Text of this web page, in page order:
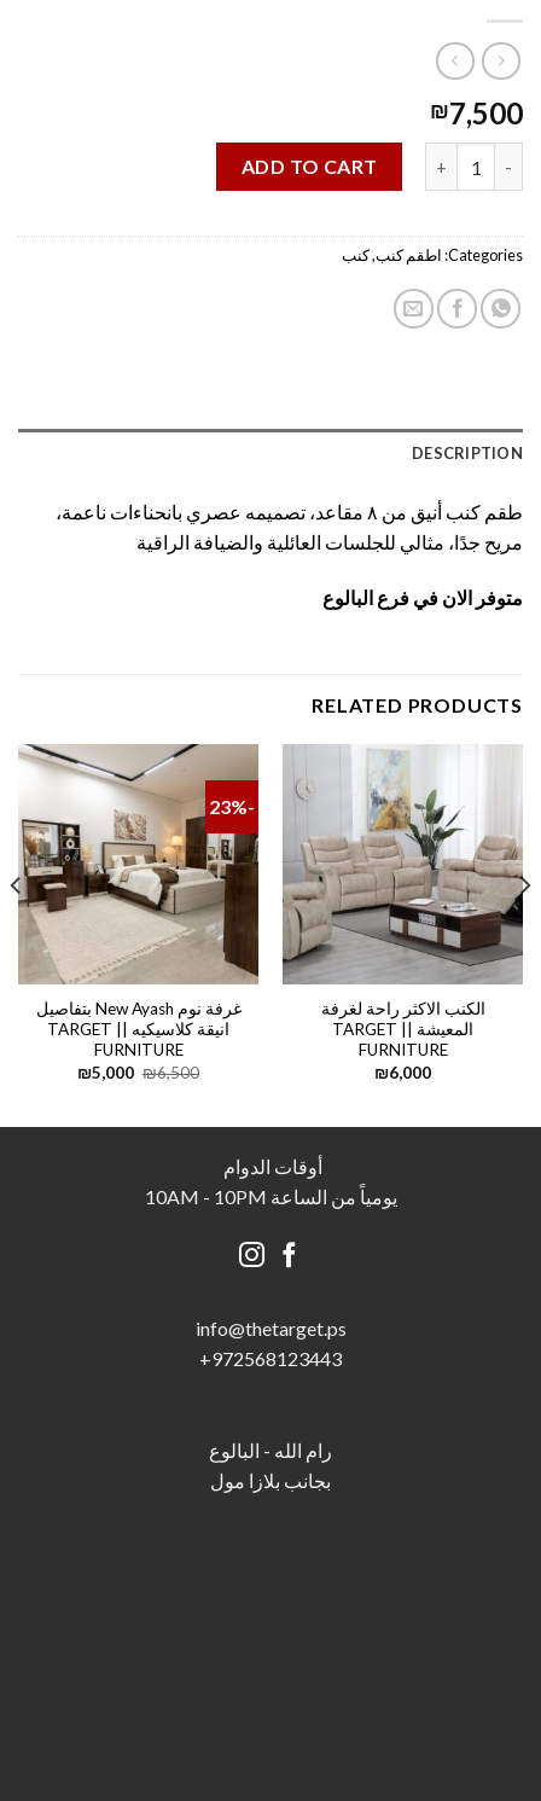
₪7,500
ADD TO CART
Categories: اطقم كنب,كنب
DESCRIPTION
طقم كنب أنيق من ٨ مقاعد، تصميمه عصري بانحناءات ناعمة،
مريح جدًا، مثالي للجلسات العائلية والضيافة الراقية
متوفر الان في فرع البالوع
RELATED PRODUCTS
الكنب الاكثر راحة لغرفة
المعيشة || TARGET
FURNITURE
₪6,000
-23%
غرفة نوم New Ayash بتفاصيل
انيقة كلاسيكيه || TARGET
FURNITURE
₪6,500
Original
price
₪5,000
أوقات الدوام
يومياً من الساعة 10AM - 10PM
info@thetarget.ps
972568123443
+
رام الله - البالوع
بجانب بلازا مول